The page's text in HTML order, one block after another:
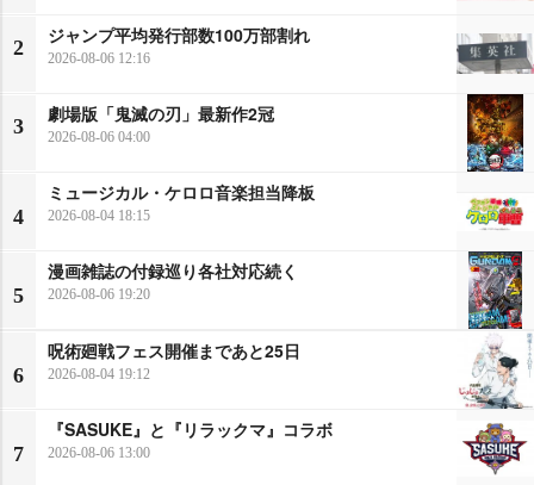
2
ジャンプ平均発行部数100万部割れ
2026-08-06 12:16
3
劇場版「鬼滅の刃」最新作2冠
2026-08-06 04:00
4
ミュージカル・ケロロ音楽担当降板
2026-08-04 18:15
5
漫画雑誌の付録巡り各社対応続く
2026-08-06 19:20
6
呪術廻戦フェス開催まであと25日
2026-08-04 19:12
7
『SASUKE』と『リラックマ』コラボ
2026-08-06 13:00